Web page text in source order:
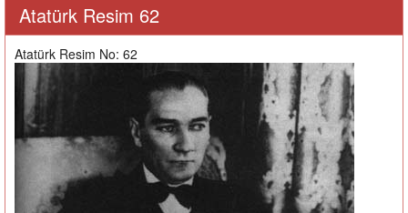
Atatürk Resim 62
Atatürk Resim No: 62